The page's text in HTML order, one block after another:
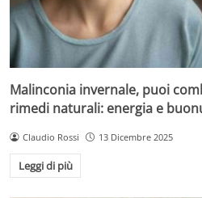
Malinconia invernale, puoi
rimedi naturali: energia e
Claudio Rossi 13 Dicembre 2025
Leggi di più